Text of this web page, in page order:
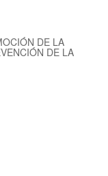
DE LA
DE LA